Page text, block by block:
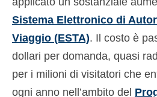
Magyar(Ungherese)
日本語 Giapponese
한국어(Coreano)
Norsk bokmål (
Sistema Elettronico di
Viaggio (ESTA). Il costo è
dollari per domanda, quasi
per i milioni di visitatori che
ogni anno nell’ambito del